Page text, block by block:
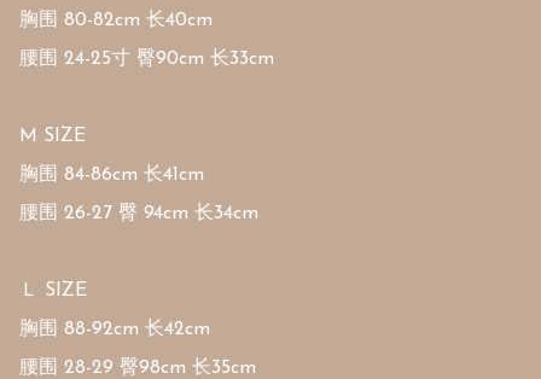
胸围 80-82cm 长40cm
腰围 24-25寸 臀90cm 长33cm
M SIZE
胸围 84-86cm 长41cm
腰围 26-27 臀 94cm 长34cm
Ｌ SIZE
胸围 88-92cm 长42cm
腰围 28-29 臀98cm 长35cm